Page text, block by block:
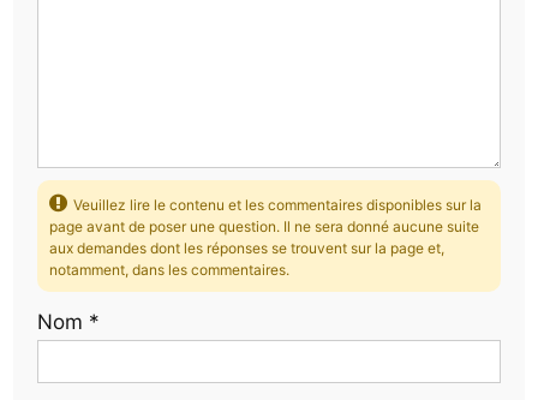
Veuillez lire le contenu et les commentaires disponibles sur la
page avant de poser une question. Il ne sera donné aucune suite
aux demandes dont les réponses se trouvent sur la page et,
notamment, dans les commentaires.
Nom *